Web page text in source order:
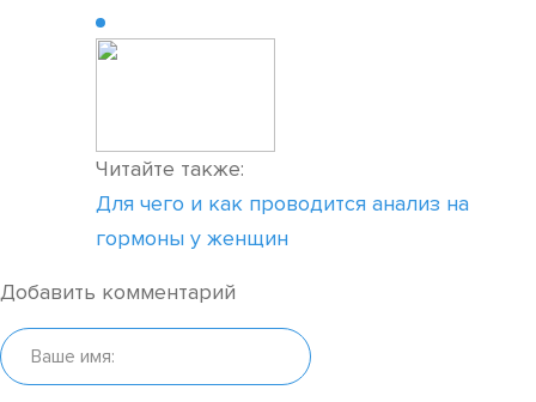
Читайте также:
Для чего и как проводится анализ на
гормоны у женщин
Добавить комментарий